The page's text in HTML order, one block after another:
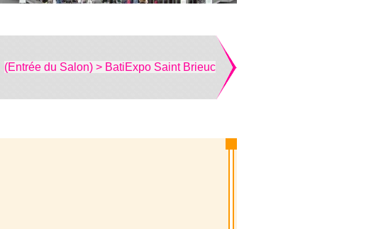
(Entrée du Salon) > BatiExpo Saint Brieuc